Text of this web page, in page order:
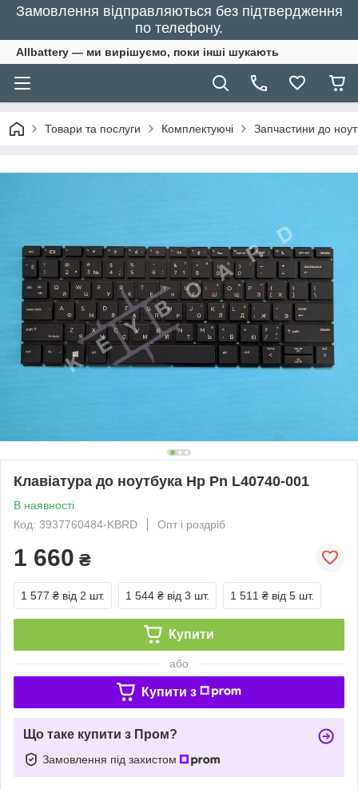
Замовлення відправляються без підтвердження
по телефону.
Allbattery — ми вирішуємо, поки інші шукають
Товари та послуги Комплектуючі Запчастини до
Клавіатура до ноутбука Hp Pn L40740-001
В наявності
Код: 3937760484-KBRD
Опт і роздріб
1 660 ₴
1 577 ₴ від 2 шт. 1 544 ₴ від 3 шт. 1 511 ₴ від 5 шт.
Купити
або
Купити з
Що таке купити з Пром?
Замовлення під захистом